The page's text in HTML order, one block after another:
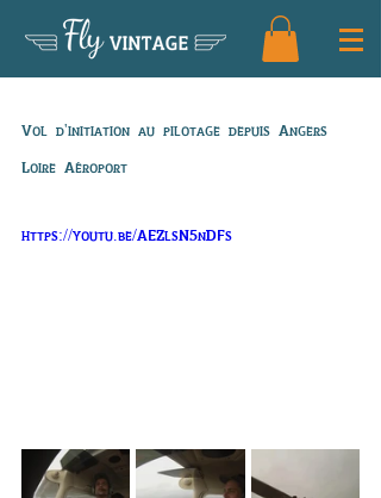
FlyVINTAGE
Vol d'initiation au pilotage depuis Angers
Loire Aéroport
https://youtu.be/AEZlsN5nDFs